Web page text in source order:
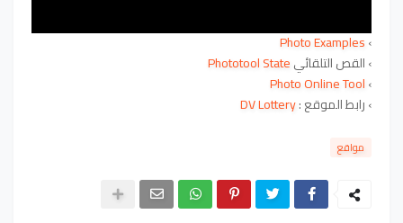
›
Photo Examples
›القص التلقائيPhototool State
›
Photo Online Tool
›رابط الموقع:
DV Lottery
مواقع